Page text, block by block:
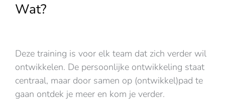
Wat?
Deze training is voor elk team dat zich verder wil
ontwikkelen. De persoonlijke ontwikkeling staat
centraal, maar door samen op (ontwikkel)pad te
gaan ontdek je meer en kom je verder.